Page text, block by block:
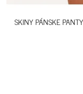
SKINY PÁNSKE